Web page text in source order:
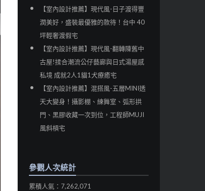
【室內設計推薦】現代風-日子渡得豐
潤美好，盛裝最優雅的款待！台中 40
坪輕奢渡假宅
【室內設計推薦】現代風-翻轉陳舊中
古屋!揉合潮流公仔藝廊與日式湯屋感
私境 成就2人1貓1犬療癒宅
【室內設計推薦】混搭風-五層MINI透
天大變身！攝影棚、練舞室、弧形拱
門、黑膠收藏一次到位，工程師MUJI
風斜槓宅
參觀人次統計
累積人氣：7,262,071